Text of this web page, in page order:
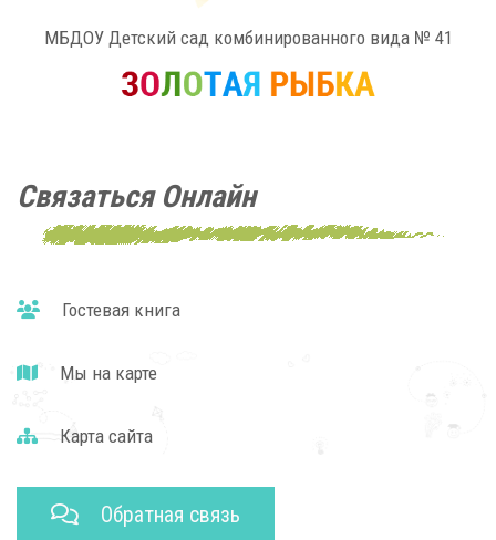
МБДОУ Детский сад комбинированного вида № 41
Связаться Онлайн
Гостевая книга
Мы на карте
Карта сайта
Обратная связь